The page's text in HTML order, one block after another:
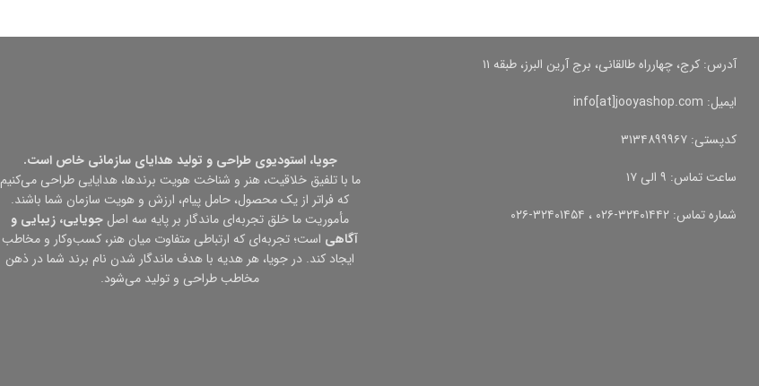
جویا، استودیوی طراحی و تولید هدایای سازمانی خاص است.
ما با تلفیق خلاقیت، هنر و شناخت هویت برندها، هدایایی طراحی می‌کنیم
که فراتر از یک محصول، حامل پیام، ارزش و هویت سازمان شما باشند.
مأموریت ما خلق تجربه‌ای ماندگار بر پایه سه اصل جویایی، زیبایی و
آگاهی است؛ تجربه‌ای که ارتباطی متفاوت میان هنر، کسب‌وکار و مخاطب
ایجاد کند. در جویا، هر هدیه با هدف ماندگار شدن نام برند شما در ذهن
مخاطب طراحی و تولید می‌شود.
آدرس: کرج، چهارراه طالقانی، برج آرین البرز، طبقه ۱۱
ایمیل: info[at]jooyashop.com
کدپستی: ۳۱۳۴۸۹۹۹۶۷
ساعت تماس: ۹ الی ۱۷
شماره تماس: ۳۲۴۰۱۴۴۲-۰۲۶ ، ۳۲۴۰۱۴۵۴-۰۲۶